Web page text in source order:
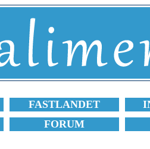
FASTLANDET
FORUM